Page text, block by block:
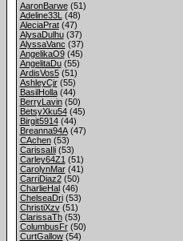
AaronBarwe(51)
Adeline33L (48)
AleciaPrat(47)
AlysaDulhu(37)
AlyssaVanc (37)
AngelikaO9(45)
AngelitaDu(55)
ArdisVos5(51)
AshleyCjr(55)
BasilHolla(44)
BerryLavin(50)
BetsyXku54(45)
Birgit5914(44)
Breanna94A(47)
CAchen(53)
CarissaIli(53)
Carley64Z1 (51)
CarolynMar(41)
CarriDiaz2(50)
CharlieHal(46)
ChelseaDri(53)
ChristiXzv(51)
ClarissaTh(53)
ColumbusFr(50)
CurtGallow(54)